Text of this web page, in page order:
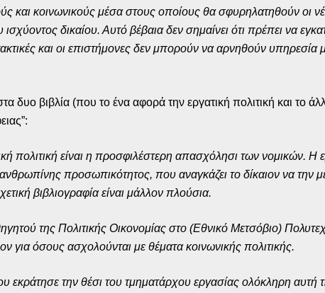
και κοινωνικούς μέσα στους οποίους θα σφυρηλατηθούν οι
δικαίου. Αυτό βέβαια δεν σημαίνει ότι πρέπει να
και οι επιστήμονες δεν μπορούν να αρνηθούν υπηρεσία
δυο βιβλία (που το ένα αφορά την εργατική πολιτική και το
πολιτική είναι η προσφιλέστερη απασχόλησι των νομικών. Η
προσωπικότητος, που αναγκάζει το δίκαιον να την
βιβλιογραφία είναι μάλλον πλούσια.
της Πολιτικής Οικονομίας στο (Εθνικό Μετσόβιο)
για όσους ασχολούνται με θέματα κοινωνικής πολιτικής.
εκράτησε την θέσι του τμηματάρχου εργασίας ολόκληρη